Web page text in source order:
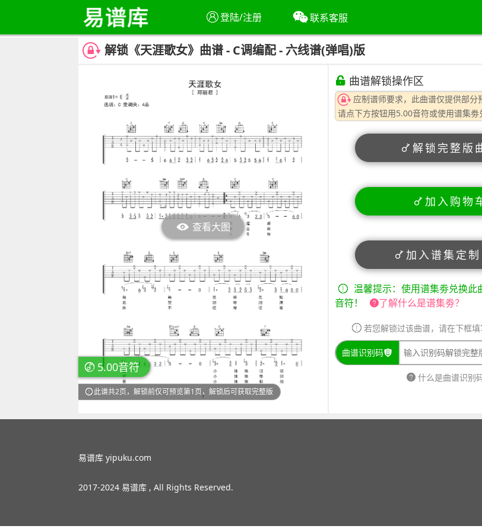
登陆/注册 联系客服
解锁《天涯歌女》曲谱 - C调编配 - 六线谱(弹唱)版
查看大图
5.00音符
此谱共2页，解锁前仅可预览第1页，解锁后可获取完整版
曲谱解锁操作区
应制谱师要求，此曲谱仅提供部分
请点下方按钮用5.00音符或使用谱集劵
解锁完整版
加入购物
加入谱集定
温馨提示：使用谱集劵兑换此
音符！
了解什么是谱集劵？
若您解锁过该曲谱，请在下框
曲谱识别码
什么是曲谱识别
易谱库 yipuku.com
2017-2024 易谱库 , All Rights Reserved.